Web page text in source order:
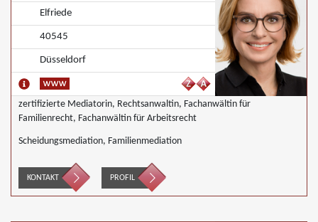
Elfriede
40545
Düsseldorf
zertifizierte Mediatorin, Rechtsanwaltin, Fachanwältin für
Familienrecht, Fachanwältin für Arbeitsrecht
Scheidungsmediation, Familienmediation
KONTAKT PROFIL